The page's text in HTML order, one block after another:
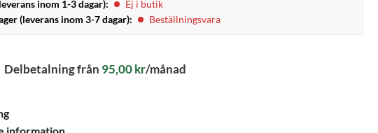
inom 1-3 dagar):
Ej i butik
(leverans inom 3-7 dagar):
Beställningsvara
Delbetalning från 95,00kr/månad